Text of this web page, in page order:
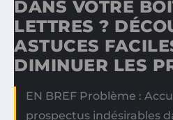
DANS VOTRE
LETTRES ?
ASTUCES
DIMINUER LES
EN BREF Problème :
prospectus indésirables